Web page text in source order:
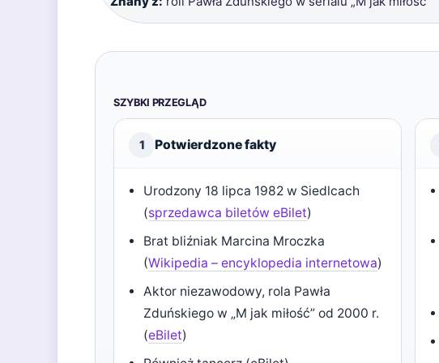
SZYBKI PRZEGLĄD
1 Potwierdzone fakty
Urodzony 18 lipca 1982 w Siedlcach
(sprzedawca biletów eBilet)
Brat bliźniak Marcina Mroczka
(Wikipedia – encyklopedia internetowa)
Aktor niezawodowy, rola Pawła
Zduńskiego w „M jak miłość” od 2000 r.
(eBilet)